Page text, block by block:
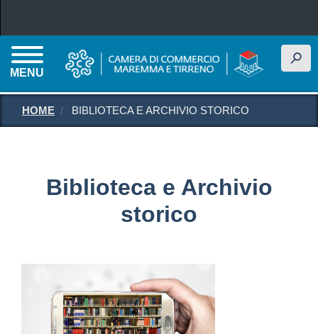
MENU
h
HOME BIBLIOTECA E ARCHIVIO STORICO
Biblioteca e Archivio
storico